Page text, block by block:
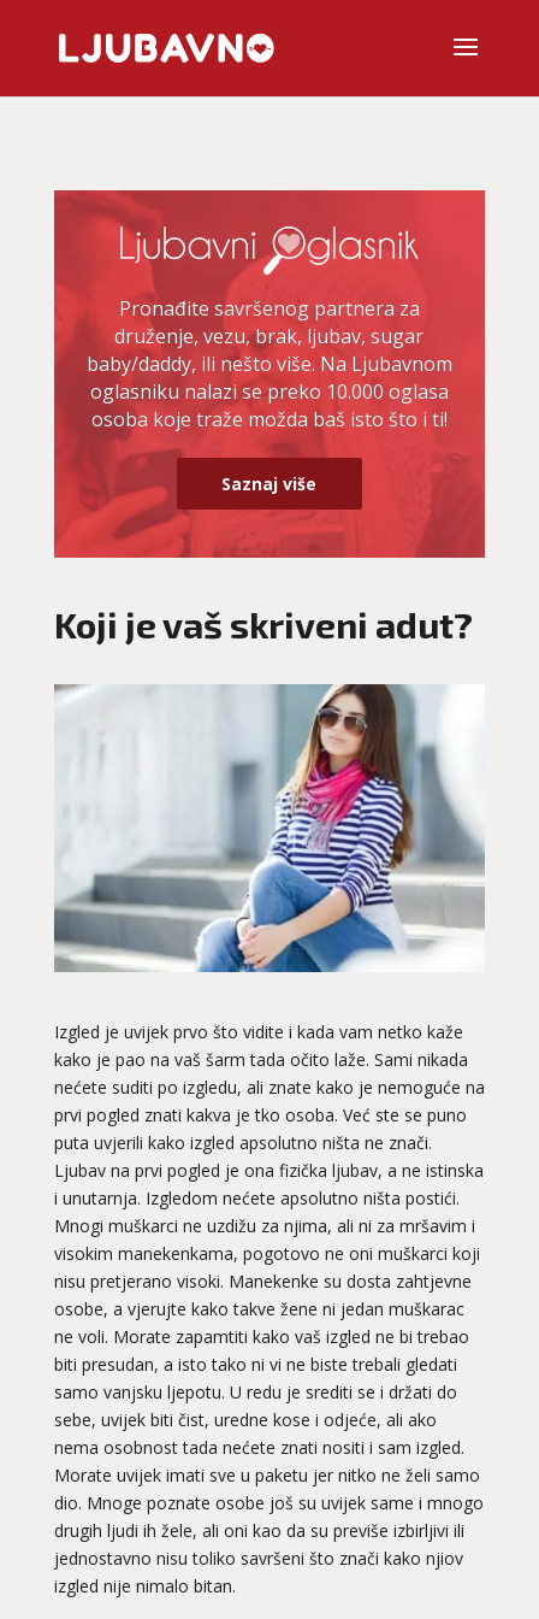
Pronađite savršenog partnera za
druženje, vezu, brak, ljubav, sugar
baby/daddy, ili nešto više. Na Ljubavnom
oglasniku nalazi se preko 10.000 oglasa
osoba koje traže možda baš isto što i ti!
Saznaj više
Koji je vaš skriveni adut?
Izgled je uvijek prvo što vidite i kada vam netko kaže
kako je pao na vaš šarm tada očito laže. Sami nikada
nećete suditi po izgledu, ali znate kako je nemoguće na
prvi pogled znati kakva je tko osoba. Već ste se puno
puta uvjerili kako izgled apsolutno ništa ne znači.
Ljubav na prvi pogled je ona fizička ljubav, a ne istinska
i unutarnja. Izgledom nećete apsolutno ništa postići.
Mnogi muškarci ne uzdižu za njima, ali ni za mršavim i
visokim manekenkama, pogotovo ne oni muškarci koji
nisu pretjerano visoki. Manekenke su dosta zahtjevne
osobe, a vjerujte kako takve žene ni jedan muškarac
ne voli. Morate zapamtiti kako vaš izgled ne bi trebao
biti presudan, a isto tako ni vi ne biste trebali gledati
samo vanjsku ljepotu. U redu je srediti se i držati do
sebe, uvijek biti čist, uredne kose i odjeće, ali ako
nema osobnost tada nećete znati nositi i sam izgled.
Morate uvijek imati sve u paketu jer nitko ne želi samo
dio. Mnoge poznate osobe još su uvijek same i mnogo
drugih ljudi ih žele, ali oni kao da su previše izbirljivi ili
jednostavno nisu toliko savršeni što znači kako njiov
izgled nije nimalo bitan.